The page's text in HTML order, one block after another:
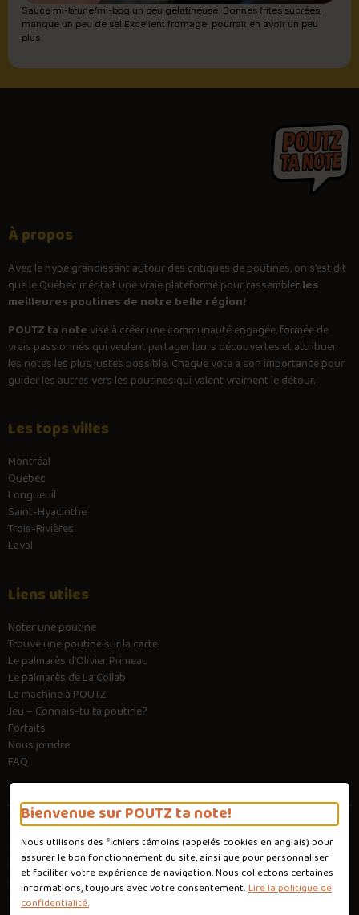
Bienvenue sur POUTZ ta note!
Nous utilisons des fichiers témoins (appelés cookies en anglais) pour
assurer le bon fonctionnement du site, ainsi que pour personnaliser
et faciliter votre expérience de navigation. Nous collectons certaines
informations, toujours avec votre consentement.Lire la politique de
confidentialité.
Sauce mi-brune/mi-bbq un peu gélatineuse. Bonnes frites sucrées,
manque un peu de sel Excellent fromage, pourrait en avoir un peu
plus
À propos
Avec lehypegrandissant autour des critiques de poutines, on s’est dit
que le Québec méritait une vraie plateforme pour rassemblerles
meilleures poutines de notre belle région!
POUTZ ta note vise à créer une communauté engagée, formée de
vrais passionnés qui veulent partager leurs découvertes et attribuer
les notes les plus justes possible. Chaque vote a son importance pour
guider les autres vers les poutines qui valent vraiment le détour.
Les tops villes
Montréal
Québec
Longueuil
Saint-Hyacinthe
Trois-Rivières
Laval
Liens utiles
Noter une poutine
Trouve une poutine sur la carte
Le palmarès d’Olivier Primeau
Le palmarès de La Collab
La machine à POUTZ
Jeu – Connais-tu ta poutine?
Forfaits
Nous joindre
FAQ
Conditions d'utilisation
Politique de confidentialité
Personnaliser les cookies
Conception :Ekloweb